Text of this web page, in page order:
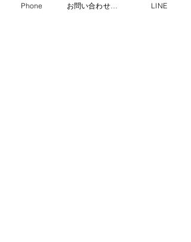
Phone お問い合わせフォーム LINE